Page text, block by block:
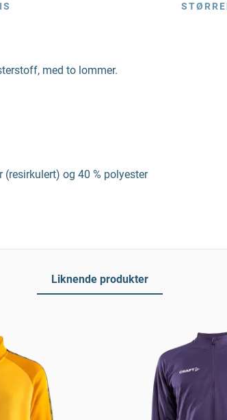
med to lommer.
og 40 % polyester
Liknende produkter